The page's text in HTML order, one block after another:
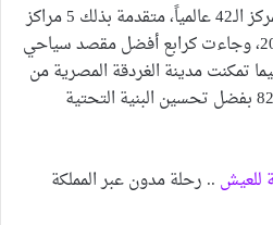
أما القاهرة فقد حصلت على المركز الـ42 عالمياً، متقدمة بذلك 5 مراكز
عن الفترة من 2013 وحتى 2018، وجاءت كرابع أفضل مقصد سياحي
تمكنت مدينة الغردقة المصرية من
دخول القائمة، محتلة المركز الـ82 بفضل تحسين البنية التحتية
للعيش .. رحلة مدون عبر المملكة